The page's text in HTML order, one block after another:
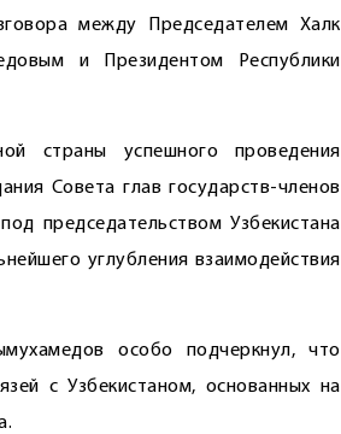
между Председателем Халк
и Президентом Республики
страны успешного проведения
Совета глав государств-членов
председательством Узбекистана
углубления взаимодействия
особо подчеркнул, что
с Узбекистаном, основанных на